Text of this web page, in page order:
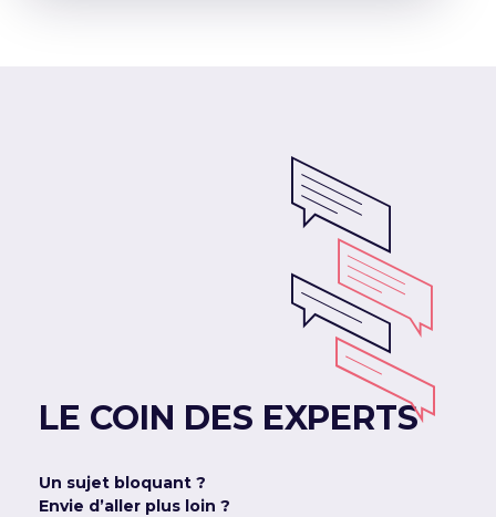
LE COIN DES EXPERTS
Un sujet bloquant ?
Envie d’aller plus loin ?